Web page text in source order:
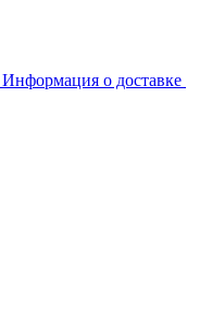
Информация о доставке